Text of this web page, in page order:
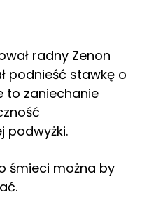
radny Zenon
podnieść stawkę o
to zaniechanie
podwyżki.
śmieci można by